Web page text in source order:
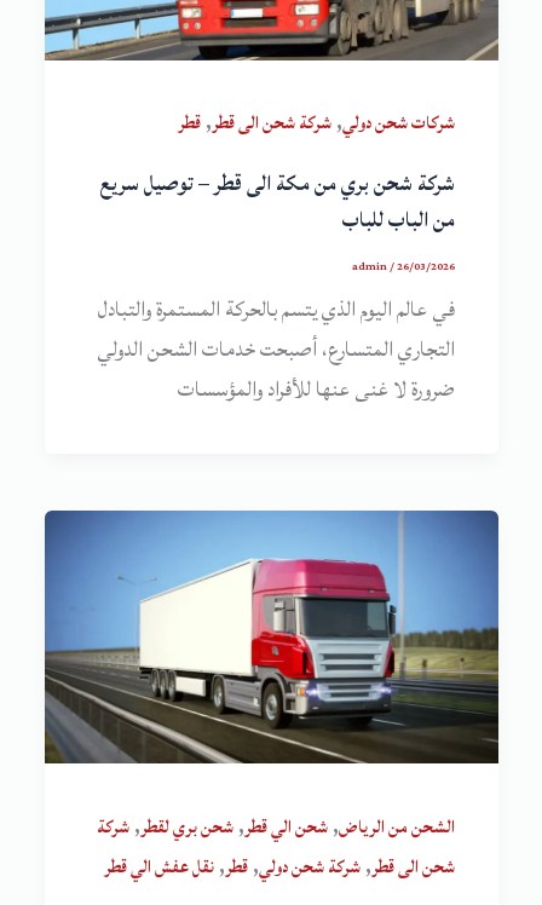
شركات شحن دولي,شركة شحن الى قطر,قطر
شركة شحن بري من مكة الى قطر – توصيل سريع
من الباب للباب
admin/26/03/2026
في عالم اليوم الذي يتسم بالحركة المستمرة والتبادل
التجاري المتسارع، أصبحت خدمات الشحن الدولي
ضرورة لا غنى عنها للأفراد والمؤسسات
الشحن من الرياض,شحن الي قطر,شحن بري لقطر,شركة
شحن الى قطر,شركة شحن دولي,قطر,نقل عفش الي قطر